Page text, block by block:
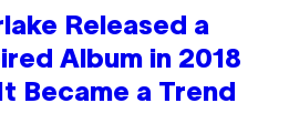
Released a
Album in 2018
Became a Trend